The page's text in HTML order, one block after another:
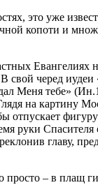
это уже
копоти и
Евангелиях
свой черед
Меня тебе»
на картину
отпускает
руки
главу,
– в плащ